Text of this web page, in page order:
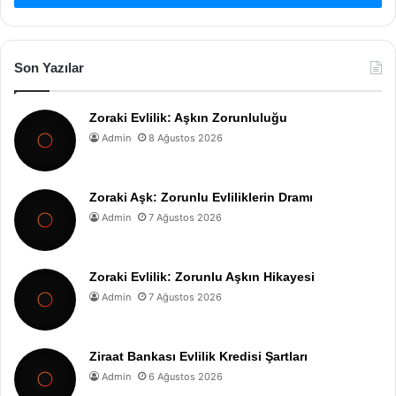
Son Yazılar
Zoraki Evlilik: Aşkın Zorunluluğu
Admin 8 Ağustos 2026
Zoraki Aşk: Zorunlu Evliliklerin Dramı
Admin 7 Ağustos 2026
Zoraki Evlilik: Zorunlu Aşkın Hikayesi
Admin 7 Ağustos 2026
Ziraat Bankası Evlilik Kredisi Şartları
Admin 6 Ağustos 2026